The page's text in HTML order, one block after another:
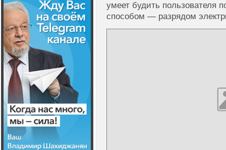
умеет будить пользователя
способом — разрядом